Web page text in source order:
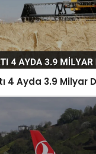
4 Ayda 3.9 Milyar